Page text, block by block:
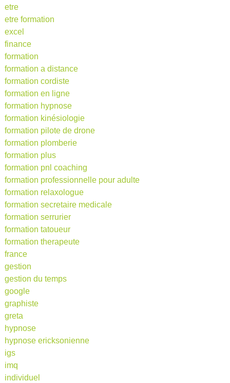
etre
etre formation
excel
finance
formation
formation a distance
formation cordiste
formation en ligne
formation hypnose
formation kinésiologie
formation pilote de drone
formation plomberie
formation plus
formation pnl coaching
formation professionnelle pour adulte
formation relaxologue
formation secretaire medicale
formation serrurier
formation tatoueur
formation therapeute
france
gestion
gestion du temps
google
graphiste
greta
hypnose
hypnose ericksonienne
igs
imq
individuel